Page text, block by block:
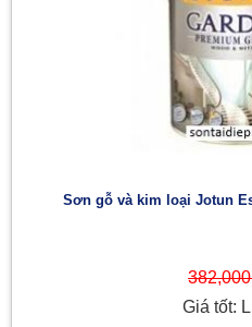
Sơn gỗ và kim loại Jotun
Giá tốt: